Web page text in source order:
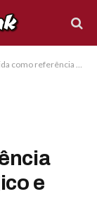
glútea com o método “Bumbum Máximo”
e